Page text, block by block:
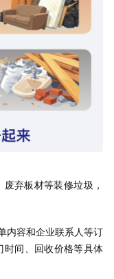
弃板材等装修垃圾，
内容和企业联系人等订
时间、回收价格等具体